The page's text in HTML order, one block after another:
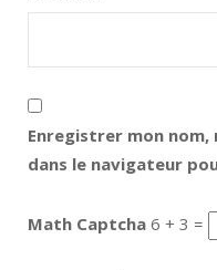
Enregistrer mon
dans le navigateur
Math Captcha 6 + 3 =